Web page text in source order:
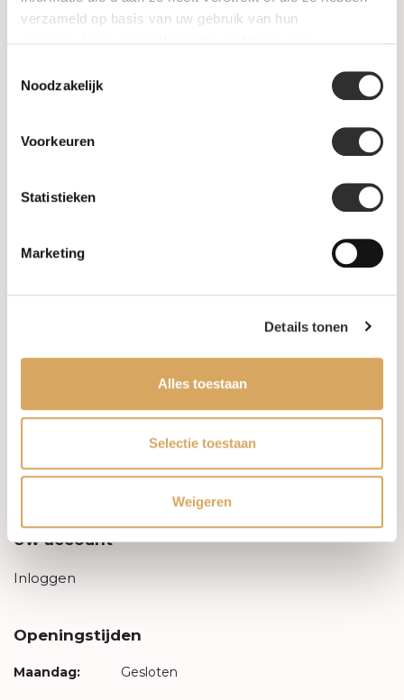
verzameld op basis van uw gebruik van hun
Noodzakelijk
Voorkeuren
Statistieken
Marketing
Details tonen
Alles toestaan
Selectie toestaan
Weigeren
Informatie
Leveringsvoorwaarden
Privacy Policy
Uw account
Inloggen
Openingstijden
Maandag: Gesloten